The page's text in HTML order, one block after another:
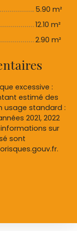
5.90 m²
12.10 m²
2.90 m²
excessive :
estimé des
usage standard :
2021, 2022
sur
sont